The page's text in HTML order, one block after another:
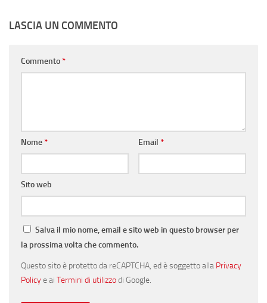
LASCIA UN COMMENTO
Commento*
Nome* Email *
Sito web
Salva il mio nome, email e sito web in questo browser per
la prossima volta che commento.
Questo sito è protetto da reCAPTCHA, ed è soggetto alla Privacy
Policye ai Termini di utilizzodi Google.